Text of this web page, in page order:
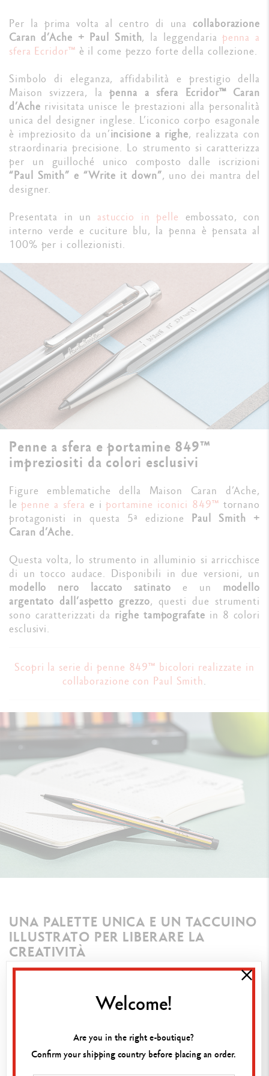
Per la prima volta al centro di unacollaborazione
Caran d’Ache + Paul Smith, la leggendaria penna a
sfera Ecridor™ è il come pezzo forte della collezione.
Simbolo di eleganza, affidabilità e prestigio della
Maison svizzera, lapenna a sfera Ecridor™ Caran
d’Ache rivisitata unisce le prestazioni alla personalità
unica del designer inglese. L’iconico corpo esagonale
è impreziosito da un’incisione a righe, realizzata con
straordinaria precisione. Lo strumento si caratterizza
per un guilloché unico composto dalle iscrizioni
“Paul Smith” e “Write it down”, uno dei mantra del
designer.
Presentata in un astuccio in pelle embossato, con
interno verde e cuciture blu, la penna è pensata al
100% per i collezionisti.
Penne a sfera e portamine 849™
impreziositi da colori esclusivi
Figure emblematiche della Maison Caran d’Ache,
lepenne a sfera e i portamine iconici 849™ tornano
protagonisti in questa 5ª edizione Paul Smith +
Caran d’Ache.
Questa volta, lo strumento in alluminio si arricchisce
di un tocco audace. Disponibili in due versioni, un
modello nero laccato satinato e un modello
argentato dall’aspetto grezzo, questi due strumenti
sono caratterizzati da righe tampografate in 8 colori
esclusivi.
Scopri la serie di penne 849™ bicolori realizzate in
collaborazione con Paul Smith
UNA PALETTE UNICA E UN TACCUINO
ILLUSTRATO PER LIBERARE LA
CREATIVITÀ
Matite bicolori dalle combinazioni
propone anche un assortimento di matite bicolori
per creare infinite sfumature, tra tonalità calde e
fredde, colori intensi e luminosi.
Welcome!
Are you in the right e-boutique?
Confirm your shipping country before placing an order.